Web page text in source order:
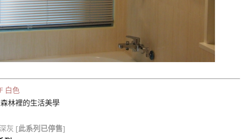
白色
林裡的生活美學
灰 [此系列已停售]